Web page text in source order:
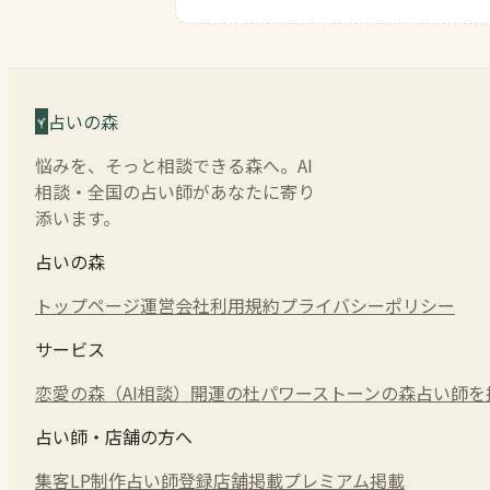
占いの森
悩みを、そっと相談できる森へ。AI
相談・全国の占い師があなたに寄り
添います。
占いの森
トップページ運営会社利用規約プライバシーポリシー
サービス
恋愛の森（AI相談） 開運の杜パワーストーンの森占い師
占い師・店舗の方へ
集客LP制作占い師登録店舗掲載プレミアム掲載